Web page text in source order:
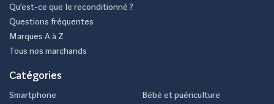
Qu’est-ce que le reconditionné ?
Questions fréquentes
Marques A à Z
Tous nos marchands
Catégories
Smartphone
Bébé et puériculture